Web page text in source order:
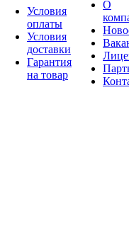
Условия
оплаты
Условия
доставки
Гарантия
на товар
О